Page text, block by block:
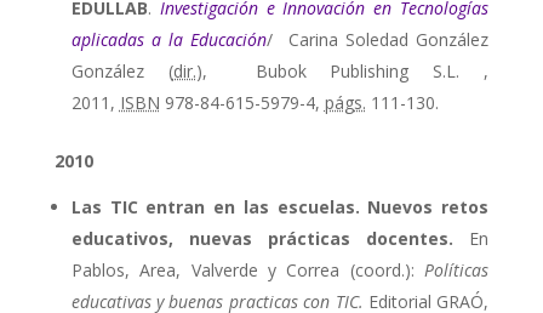
EDULLAB. Investigación e Innovación en Tecnologías
aplicadas a la Educación/ Carina Soledad González
González (dir.), Bubok Publishing S.L. ,
2011, ISBN 978-84-615-5979-4, págs. 111-130.
2010
Las TIC entran en las escuelas. Nuevos retos
educativos, nuevas prácticas docentes. En
Pablos, Area, Valverde y Correa (coord.):Políticas
educativas y buenas practicas con TIC. Editorial GRAÓ,